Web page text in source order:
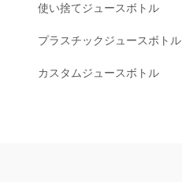
使い捨てジュースボトル
プラスチックジュースボトル
カスタムジュースボトル